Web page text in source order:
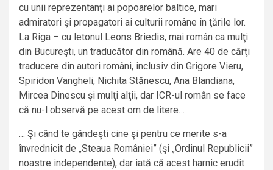
cu unii reprezentanţi ai popoarelor baltice, mari
admiratori şi propagatori ai culturii române în ţările lor.
La Riga – cu letonul Leons Briedis, mai român ca mulţi
din Bucureşti, un traducător din română. Are 40 de cărţi
traducere din autori români, inclusiv din Grigore Vieru,
Spiridon Vangheli, Nichita Stănescu, Ana Blandiana,
Mircea Dinescu şi mulţi alţii, dar ICR-ul român se face
că nu-l observă pe acest om de litere…
… Şi când te gândeşti cine şi pentru ce merite s-a
învrednicit de „Steaua României” (şi „Ordinul Republicii”
noastre independente), dar iată că acest harnic erudit